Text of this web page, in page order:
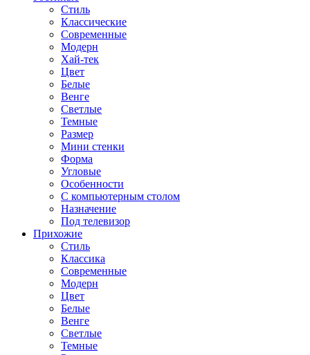
Стиль
Классические
Современные
Модерн
Хай-тек
Цвет
Белые
Венге
Светлые
Темные
Размер
Мини стенки
Форма
Угловые
Особенности
С компьютерным столом
Назначение
Под телевизор
Прихожие
Стиль
Классика
Современные
Модерн
Цвет
Белые
Венге
Светлые
Темные